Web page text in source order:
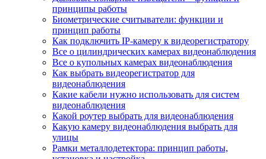
принципы работы
Биометрические считыватели: функции и
принцип работы
Как подключить IP-камеру к видеорегистратору
Все о цилиндрических камерах видеонаблюдения
Все о купольных камерах видеонаблюдения
Как выбрать видеорегистратор для
видеонаблюдения
Какие кабели нужно использовать для систем
видеонаблюдения
Какой роутер выбрать для видеонаблюдения
Какую камеру видеонаблюдения выбрать для
улицы
Рамки металлодетектора: принцип работы,